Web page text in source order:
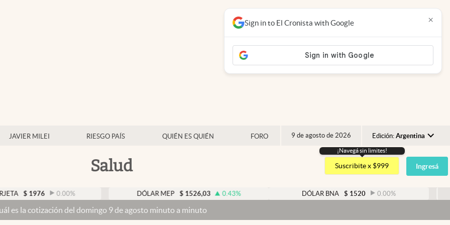
JAVIER MILEI RIESGO PAÍS QUIÉN ES QUIÉN FORO 9 de agosto de 2026 Edición: Argentina
Argentina
España
USA
Salud
¡Navegá sin limites!
Suscribite x $999 Ingresá
0.00% DÓLAR MEP $ 1526,03 0.43% DÓLAR BNA $ 1520 0.00%
del domingo 9 de agosto minuto a minuto
Sign in to El Cronista with Google ×